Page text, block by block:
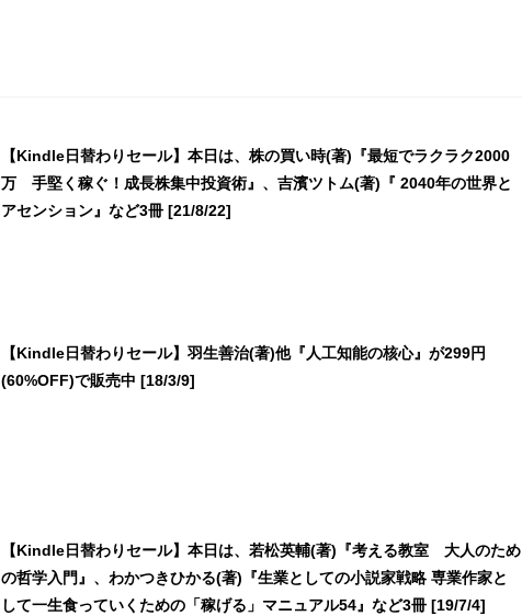
【Kindle日替わりセール】本日は、株の買い時(著)『最短でラクラク2000
万 手堅く稼ぐ！成長株集中投資術』、吉濱ツトム(著)『 2040年の世界と
アセンション』など3冊 [21/8/22]
【Kindle日替わりセール】羽生善治(著)他『人工知能の核心』が299円
(60%OFF)で販売中 [18/3/9]
【Kindle日替わりセール】本日は、若松英輔(著)『考える教室 大人のため
の哲学入門』、わかつきひかる(著)『生業としての小説家戦略 専業作家と
して一生食っていくための「稼げる」マニュアル54』など3冊 [19/7/4]